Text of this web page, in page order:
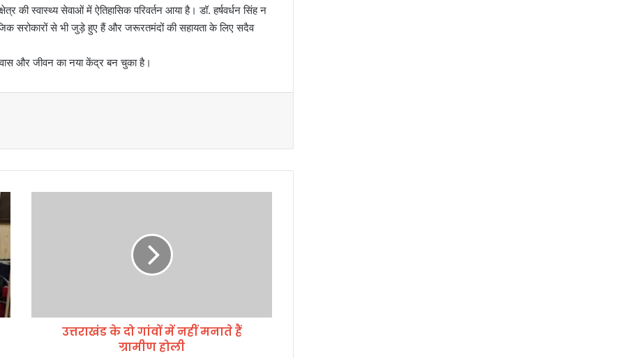
की स्वास्थ्य सेवाओं में ऐतिहासिक परिवर्तन आया है। डॉ. हर्षवर्धन सिंह न
सरोकारों से भी जुड़े हुए हैं और जरूरतमंदों की सहायता के लिए सदैव
और जीवन का नया केंद्र बन चुका है।
वों
उत्तराखंड के दो गांवों में नहीं मनाते हैं
ग्रामीण होली